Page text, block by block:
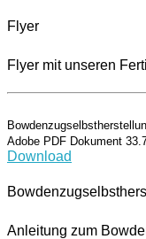
Flyer
Flyer mit unseren
Adobe PDF Dokument
Download
Anleitung zum